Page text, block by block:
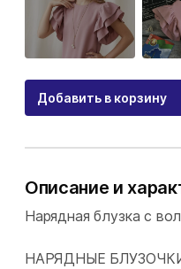
Добавить в корзину
Описание и
Нарядная блузка с
НАРЯДНЫЕ